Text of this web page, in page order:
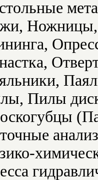
Ножницы,
Пилы